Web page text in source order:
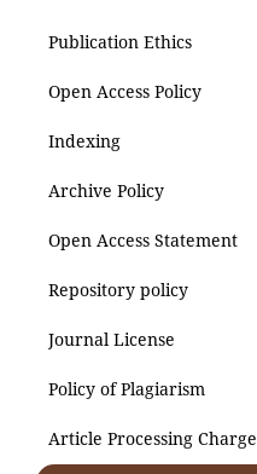
Publication Ethics
Open Access Policy
Indexing
Archive Policy
Open Access Statement
Repository policy
Journal License
Policy of Plagiarism
Article Processing Charge